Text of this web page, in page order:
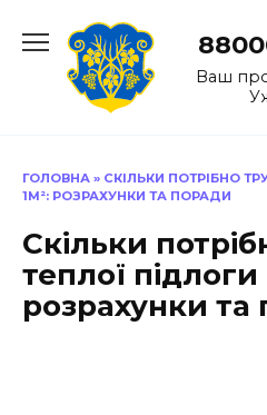
до
Ваш
ГОЛОВНА » СКІЛЬКИ ПОТРІБНО
1М²: РОЗРАХУНКИ ТА ПОРАДИ
Скільки
теплої підлоги
розрахунки та